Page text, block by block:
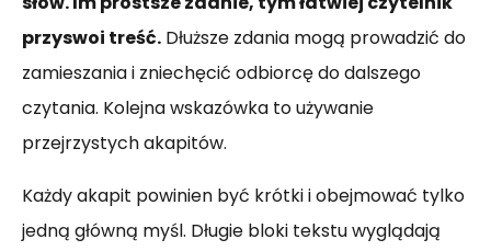
przyswoi treść. Dłuższe zdania mogą prowadzić do
zamieszania i zniechęcić odbiorcę do dalszego
czytania. Kolejna wskazówka to używanie
przejrzystych akapitów.
Każdy akapit powinien być krótki i obejmować tylko
jedną główną myśl. Długie bloki tekstu wyglądają